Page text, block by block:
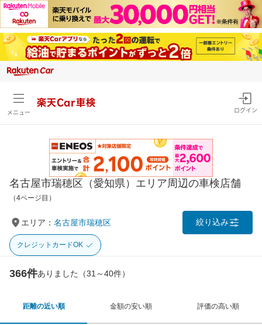
メニュー
楽天Car車検
ログイン
名古屋市瑞穂区（愛知県）エリア周辺の車検店舗
（4ページ目）
エリア： 名古屋市瑞穂区 絞り込み
クレジットカードOK
366件ありました（31～40件）
距離の近い順 金額の安い順 評価の高い順